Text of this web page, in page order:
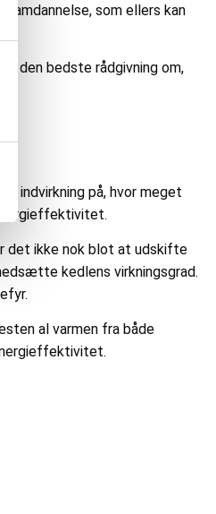
som ellers kan
den bedste rådgivning om,
indvirkning på, hvor meget
det ikke nok blot at udskifte
kedlens virkningsgrad.
al varmen fra både